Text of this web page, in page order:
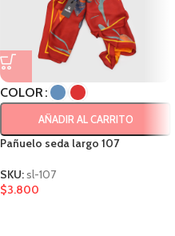
COLOR
AÑADIR AL CARRITO
Pañuelo seda largo 107
SKU:sl-107
$3.800